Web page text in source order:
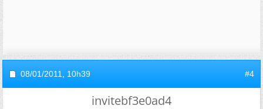
08/01/2011, 10h39 #4
invitebf3e0ad4